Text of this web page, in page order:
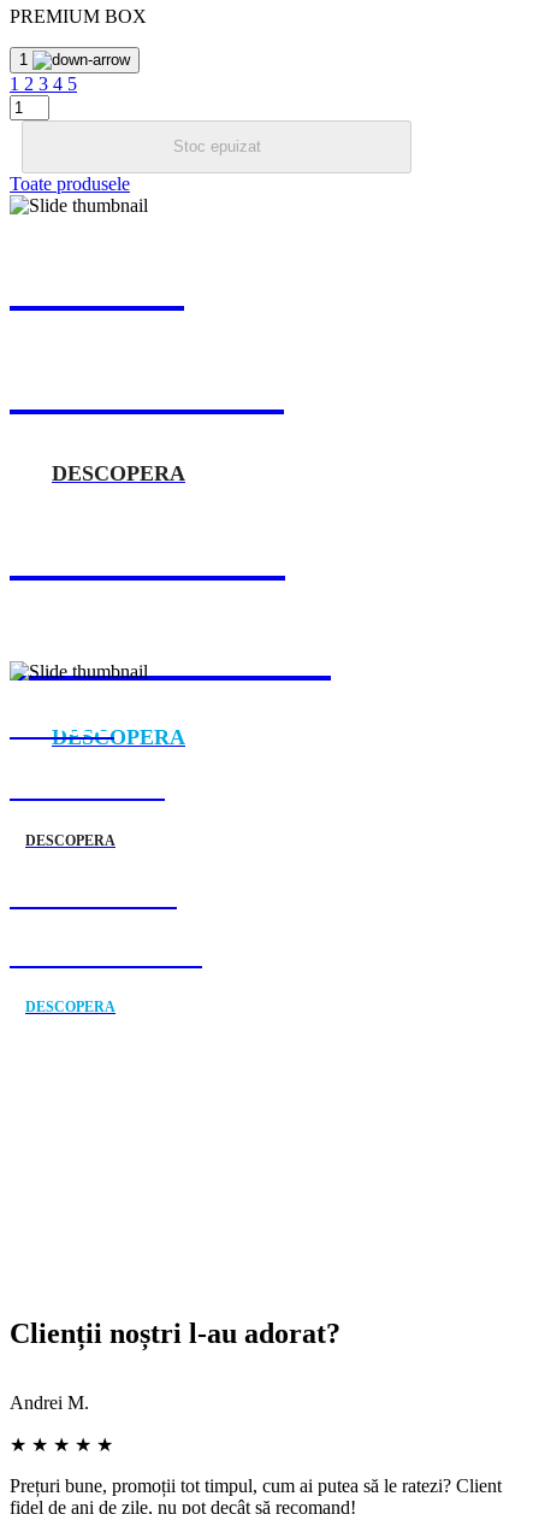
PREMIUM BOX
1
1 2 3 4 5
Stoc epuizat
Toate produsele
DESCOPERA
ÎN EUROPA 💫
DESCOPERA
MEREU
DESCOPERA
DESCOPERA
Clienții noștri l-au adorat?
Andrei M.
★ ★ ★ ★ ★
Prețuri bune, promoții tot timpul, cum ai putea să le ratezi? Client
fidel de ani de zile, nu pot decât să recomand!